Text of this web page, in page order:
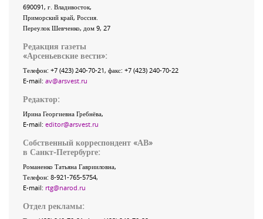
690091, г. Владивосток,
Приморский край, Россия
Переулок Шевченко, дом 9, 27
Редакция газеты
«Арсеньевские вести»:
Телефон: +7 (423) 240-70-21, факс: +7 (423) 240-70-22
E-mail: av@arsvest.ru
Редактор:
Ирина Георгиевна Гребнёва,
E-mail: editor@arsvest.ru
Собственный корреспондент «АВ»
в Санкт-Петербурге:
Романенко Татьяна Гаврииловна,
Телефон: 8-921-765-5754,
E-mail: rtg@narod.ru
Отдел рекламы: